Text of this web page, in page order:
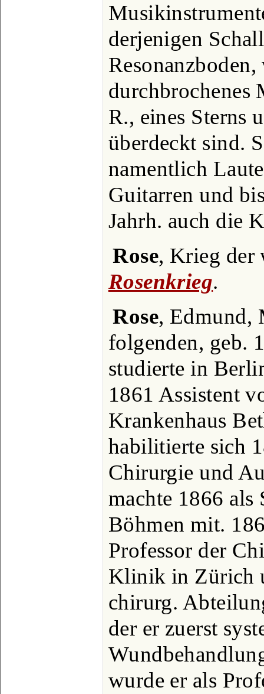
derjenigen
durchbrochenes
R., eines Sterns
überdeckt sind.
namentlich
Guitarren und
Jahrh. auch die
Rose, Krieg der
Rosenkrieg.
Rose, Edmund,
folgenden, geb.
studierte in
1861 Assistent
Krankenhaus
habilitierte sich
Chirurgie und
machte 1866 als
Böhmen mit.
Professor der
Klinik in Zürich
chirurg.
der er zuerst
wurde er als